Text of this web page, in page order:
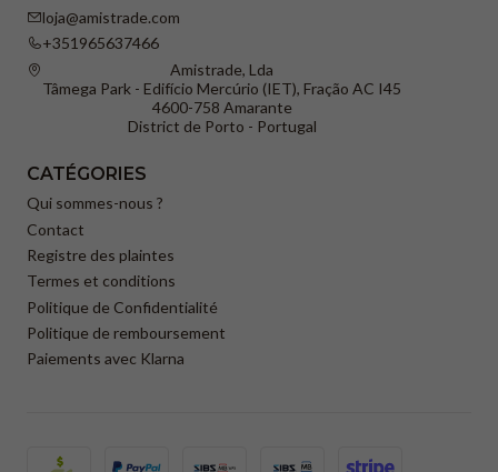
loja@amistrade.com
+351965637466
Amistrade, Lda
Tâmega Park - Edifício Mercúrio (IET), Fração AC I45
4600-758 Amarante
District de Porto - Portugal
CATÉGORIES
Qui sommes-nous ?
Contact
Registre des plaintes
Termes et conditions
Politique de Confidentialité
Politique de remboursement
Paiements avec Klarna